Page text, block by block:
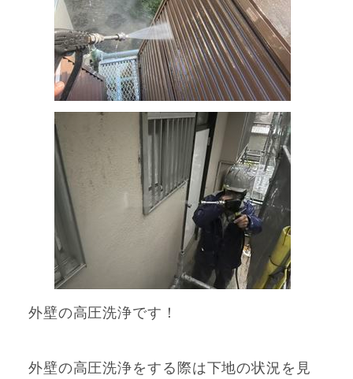
外壁の高圧洗浄です！
外壁の高圧洗浄をする際は下地の状況を見